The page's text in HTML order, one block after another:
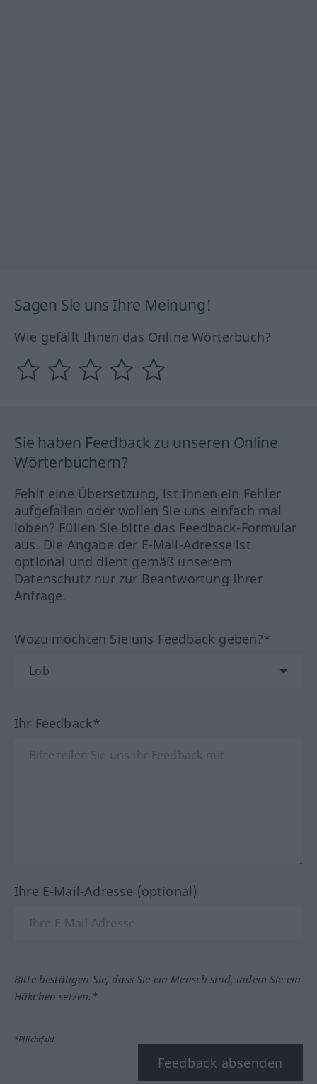
Sagen Sie uns Ihre Meinung!
Wie gefällt Ihnen das Online Wörterbuch?
Sie haben Feedback zu unseren Online
Wörterbüchern?
Fehlt eine Übersetzung, ist Ihnen ein Fehler
aufgefallen oder wollen Sie uns einfach mal
loben? Füllen Sie bitte das Feedback-Formular
aus. Die Angabe der E-Mail-Adresse ist
optional und dient gemäß unserem
Datenschutz nur zur Beantwortung Ihrer
Anfrage.
Wozu möchten Sie uns Feedback geben?*
Ihr Feedback*
Ihre E-Mail-Adresse (optional)
Bitte bestätigen Sie, dass Sie ein Mensch sind, indem Sie ein
Häkchen setzen.*
*Pflichtfeld
Feedback absenden